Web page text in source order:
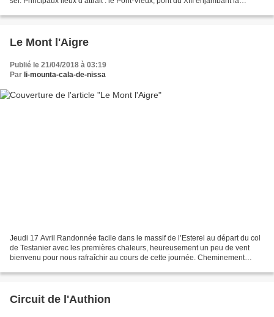
Le Mont l'Aigre
Publié le 21/04/2018 à 03:19
Par li-mounta-cala-de-nissa
Jeudi 17 Avril Randonnée facile dans le massif de l’Esterel au départ du col
de Testanier avec les premières chaleurs, heureusement un peu de vent
bienvenu pour nous rafraîchir au cours de cette journée. Cheminement
Circuit de l'Authion